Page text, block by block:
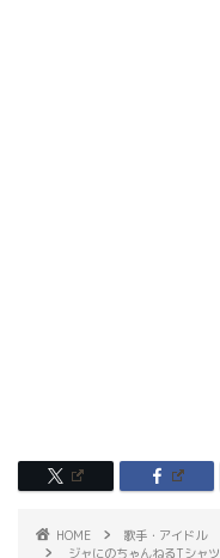
HOME
歌手・アイドル
ジャにのちゃんねるTシャ